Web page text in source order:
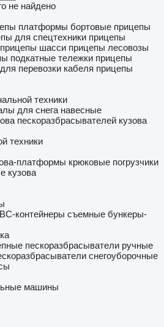
не найдено
платформы бортовые прицепы
для спецтехники прицепы
прицепы шасси прицепы лесовозы
подкатные тележки прицепы
перевозки кабеля прицепы
техники
для снега навесные
пескоразбрасывателей кузова
техники
платформы крюковые погрузчики
кузова
контейнеры съемные бункеры-
пескоразбрасыватели ручные
снегоуборочные
машины